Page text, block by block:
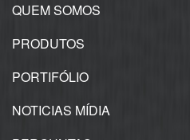
QUEM SOMOS
PRODUTOS
PORTIFÓLIO
NOTICIAS MÍDIA